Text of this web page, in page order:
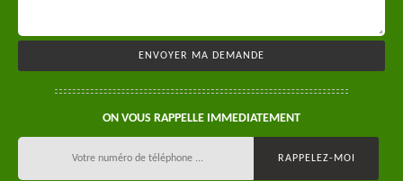
ON VOUS RAPPELLE IMMEDIATEMENT